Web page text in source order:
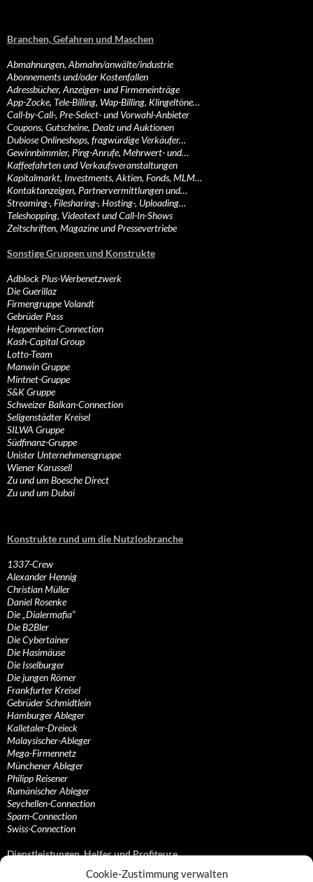
Cookie-Zustimmung verwalten
Branchen, Gefahren und Maschen
Abmahnungen, Abmahn/anwälte/industrie
Abonnements und/oder Kostenfallen
Adressbücher, Anzeigen- und Firmeneinträge
App-Zocke, Tele-Billing, Wap-Billing, Klingeltöne…
Call-by-Call-, Pre-Select- und Vorwahl-Anbieter
Coupons, Gutscheine, Dealz und Auktionen
Dubiose Onlineshops, fragwürdige Verkäufer…
Gewinnbimmler, Ping-Anrufe, Mehrwert- und…
Kaffeefahrten und Verkaufsveranstaltungen
Kapitalmarkt, Investments, Aktien, Fonds, MLM…
Kontaktanzeigen, Partnervermittlungen und…
Streaming-, Filesharing-, Hosting-, Uploading…
Teleshopping, Videotext und Call-In-Shows
Zeitschriften, Magazine und Pressevertriebe
Sonstige Gruppen und Konstrukte
Adblock Plus-Werbenetzwerk
Die Guerillaz
Firmengruppe Volandt
Gebrüder Pass
Heppenheim-Connection
Kash-Capital Group
Lotto-Team
Manwin Gruppe
Mintnet-Gruppe
S&K Gruppe
Schweizer Balkan-Connection
Seligenstädter Kreisel
SILWA Gruppe
Südfinanz-Gruppe
Unister Unternehmensgruppe
Wiener Karussell
Zu und um Boesche Direct
Zu und um Dubai
Konstrukte rund um die Nutzlosbranche
1337-Crew
Alexander Hennig
Christian Müller
Daniel Rosenke
Die „Dialermafia“
Die B2Bler
Die Cybertainer
Die Hasimäuse
Die Isselburger
Die jungen Römer
Frankfurter Kreisel
Gebrüder Schmidtlein
Hamburger Ableger
Kalletaler-Dreieck
Malaysischer-Ableger
Mega-Firmennetz
Münchener Ableger
Philipp Reisener
Rumänischer Ableger
Seychellen-Connection
Spam-Connection
Swiss-Connection
Dienstleistungen, Helfer und Profiteure
Anonymisierungsdienste, VPN- und Web-Proxy…